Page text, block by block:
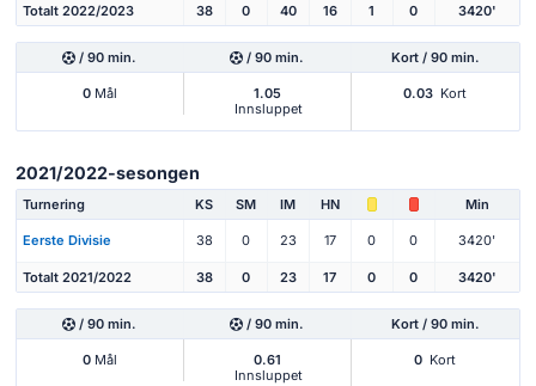
Totalt 2022/2023 38 0 40 16 1 0 3420'
/ 90 min. / 90 min. Kort / 90 min.
0Mål
1.05
Innsluppet
0.03 Kort
2021/2022-sesongen
Turnering KS SM IM HN Min
Eerste Divisie 38 0 23 17 0 0 3420'
Totalt 2021/2022 38 0 23 17 0 0 3420'
/ 90 min. / 90 min. Kort / 90 min.
0Mål
0.61
Innsluppet
0 Kort